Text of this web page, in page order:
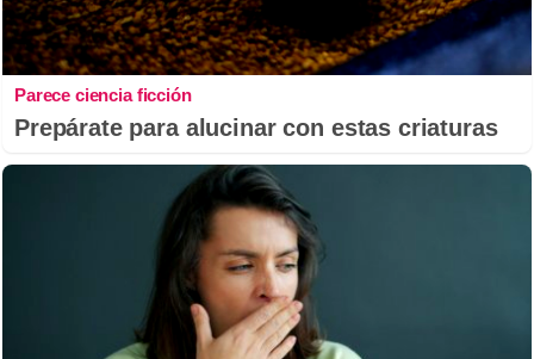
Parece ciencia ficción
Prepárate para alucinar con estas criaturas